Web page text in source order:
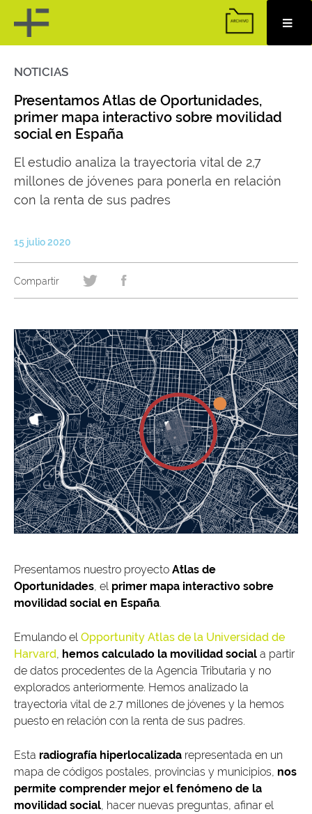
Skip
content
NOTICIAS
Presentamos Atlas de Oportunidades,
primer mapa interactivo sobre movilidad
social en España
El estudio analiza la trayectoria vital de 2,7
millones de jóvenes para ponerla en relación
con la renta de sus padres
15 julio 2020
Presentamos nuestro proyecto Atlas de
Oportunidades , el primer mapa interactivo sobre
movilidad social en España.
Emulando el Opportunity Atlas de la Universidad de
Harvard hemos calculado la movilidad social a partir
de datos procedentes de la Agencia Tributaria y no
explorados anteriormente. Hemos analizado la
trayectoria vital de 2.7 millones de jóvenes y la hemos
puesto en relación con la renta de sus padres.
Esta radiografía hiperlocalizada representada en un
mapa de códigos postales, provincias y municipios, nos
permite comprender mejor el fenómeno de la
movilidad social , hacer nuevas preguntas, afinar el